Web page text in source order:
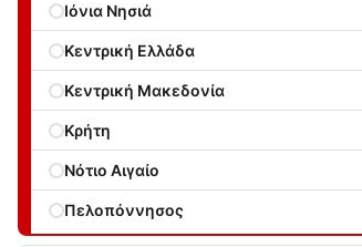
Ιόνια Νησιά
Κεντρική Ελλάδα
Κεντρική Μακεδονία
Κρήτη
Νότιο Αιγαίο
Πελοπόννησος